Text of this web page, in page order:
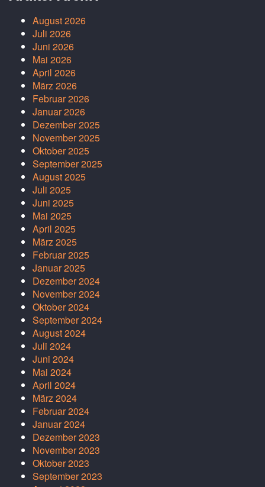
August 2026
Juli 2026
Juni 2026
Mai 2026
April 2026
März 2026
Februar 2026
Januar 2026
Dezember 2025
November 2025
Oktober 2025
September 2025
August 2025
Juli 2025
Juni 2025
Mai 2025
April 2025
März 2025
Februar 2025
Januar 2025
Dezember 2024
November 2024
Oktober 2024
September 2024
August 2024
Juli 2024
Juni 2024
Mai 2024
April 2024
März 2024
Februar 2024
Januar 2024
Dezember 2023
November 2023
Oktober 2023
September 2023